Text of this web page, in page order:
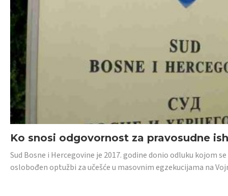
Ko snosi odgovornost za pravosudne
Sud Bosne i Hercegovine je 2017. godine donio odluku kojom
oslobođen optužbi za učešće u masovnim egzekucijama na